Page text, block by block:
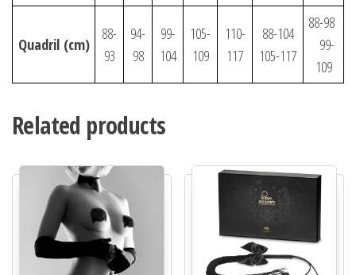
Quadril (cm)
88-
93
94-
98
99-
104
105-
109
110-
117
88-104
105-117
88-98
99-
109
Related products